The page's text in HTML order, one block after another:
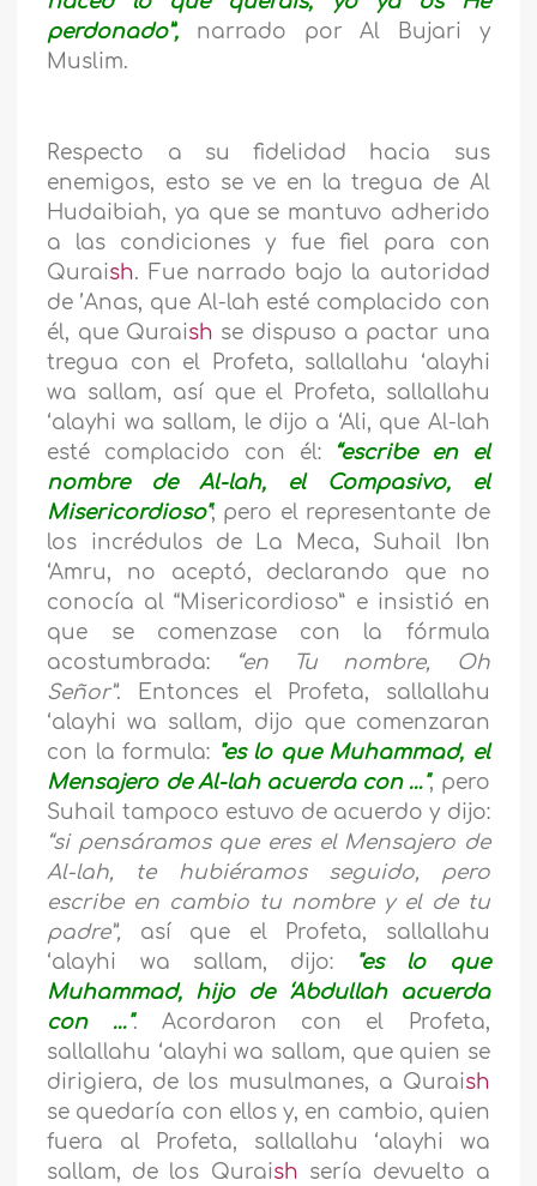
perdonado”, narrado por Al Bujari y
Muslim.
Respecto a su fidelidad hacia sus
enemigos, esto se ve en la tregua de Al
Hudaibiah, ya que se mantuvo adherido
a las condiciones y fue fiel para con
Quraish. Fue narrado bajo la autoridad
de ’Anas, que Al-lah esté complacido con
él, que Quraish se dispuso a pactar una
tregua con el Profeta, sallallahu ‘alayhi
wa sallam, así que el Profeta, sallallahu
‘alayhi wa sallam, le dijo a ‘Ali, que Al-lah
esté complacido con él:
“escribe en el
nombre de Al-lah, el Compasivo, el
Misericordioso"; pero el representante de
los incrédulos de La Meca, Suhail Ibn
‘Amru, no aceptó, declarando que no
conocía al “Misericordioso” e insistió en
que se comenzase con la fórmula
acostumbrada:
“en Tu nombre, Oh
Señor”. Entonces el Profeta, sallallahu
‘alayhi wa sallam, dijo que comenzaran
con la formula: "es lo que Muhammad, el
Mensajero de Al-lah acuerda con …", pero
Suhail tampoco estuvo de acuerdo y dijo:
“si pensáramos que eres el Mensajero de
Al-lah, te hubiéramos seguido, pero
escribe en cambio tu nombre y el de tu
padre”, así que el Profeta, sallallahu
‘alayhi wa sallam, dijo:
"es lo que
Muhammad, hijo de ‘Abdullah acuerda
con …". Acordaron con el Profeta,
sallallahu ‘alayhi wa sallam, que quien se
dirigiera, de los musulmanes, a Quraish
se quedaría con ellos y, en cambio, quien
fuera al Profeta, sallallahu ‘alayhi wa
sallam, de los Quraish sería devuelto a